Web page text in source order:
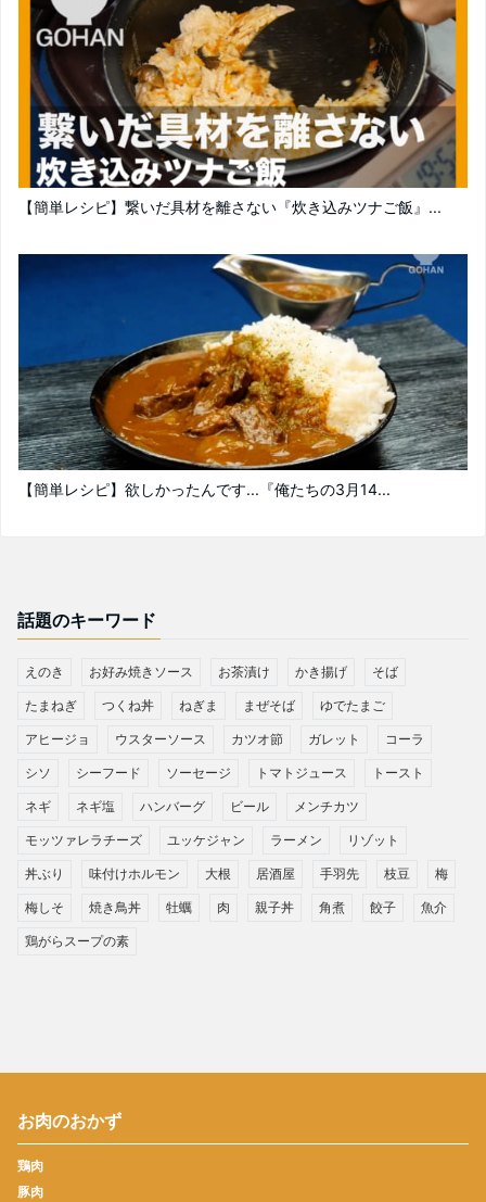
【簡単レシピ】繋いだ具材を離さない『炊き込みツナご飯』...
【簡単レシピ】欲しかったんです...『俺たちの3月14...
話題のキーワード
えのき お好み焼きソース お茶漬け かき揚げ そば
たまねぎ つくね丼 ねぎま まぜそば ゆでたまご
アヒージョ ウスターソース カツオ節 ガレット コーラ
シソ シーフード ソーセージ トマトジュース トースト
ネギ ネギ塩 ハンバーグ ビール メンチカツ
モッツァレラチーズ ユッケジャン ラーメン リゾット
丼ぶり 味付けホルモン 大根 居酒屋 手羽先 枝豆 梅
梅しそ 焼き鳥丼 牡蠣 肉 親子丼 角煮 餃子 魚介
鶏がらスープの素
お肉のおかず
鶏肉
豚肉